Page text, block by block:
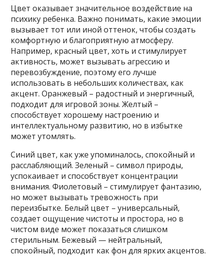
Цвет оказывает значительное воздействие на
психику ребенка. Важно понимать, какие эмоции
вызывает тот или иной оттенок, чтобы создать
комфортную и благоприятную атмосферу.
Например, красный цвет, хоть и стимулирует
активность, может вызывать агрессию и
перевозбуждение, поэтому его лучше
использовать в небольших количествах, как
акцент. Оранжевый – радостный и энергичный,
подходит для игровой зоны. Желтый –
способствует хорошему настроению и
интеллектуальному развитию, но в избытке
может утомлять.
Синий цвет, как уже упоминалось, спокойный и
расслабляющий. Зеленый – символ природы,
успокаивает и способствует концентрации
внимания. Фиолетовый – стимулирует фантазию,
но может вызывать тревожность при
переизбытке. Белый цвет – универсальный,
создает ощущение чистоты и простора, но в
чистом виде может показаться слишком
стерильным. Бежевый — нейтральный,
спокойный, подходит как фон для ярких акцентов.